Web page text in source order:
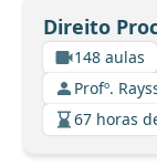
Direito
148 aulas
Profº.
67 horas